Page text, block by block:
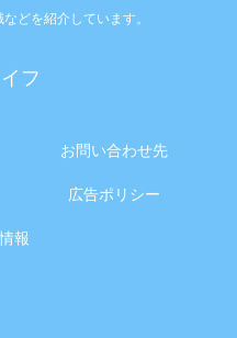
どを紹介しています。
フ
お問い合わせ先
広告ポリシー
報